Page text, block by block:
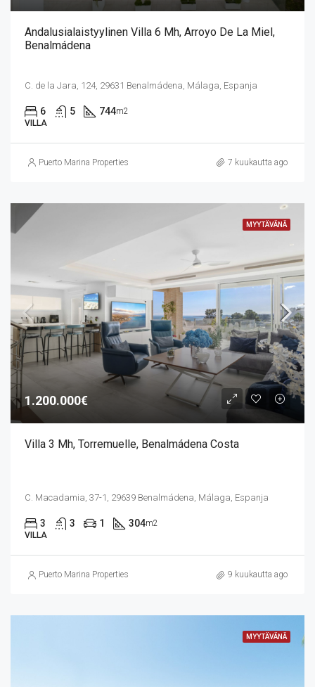
Andalusialaistyylinen Villa 6 Mh, Arroyo De La Miel,
Benalmádena
C. de la Jara, 124, 29631 Benalmádena, Málaga, Espanja
6 5 744m2
VILLA
Puerto Marina Properties 7 kuukautta ago
MYYTÄVÄNÄ
1.200.000€
Villa 3 Mh, Torremuelle, Benalmádena Costa
C. Macadamia, 37-1, 29639 Benalmádena, Málaga, Espanja
3 3 1 304m2
VILLA
Puerto Marina Properties 9 kuukautta ago
MYYTÄVÄNÄ